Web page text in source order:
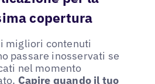
copertura
migliori contenuti
passare inosservati se
nel momento
Capire quando il tuo